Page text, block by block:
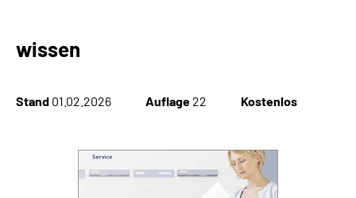
Online-Services
wissen
Stand 01.02.2026 Auflage 22 Kostenlos